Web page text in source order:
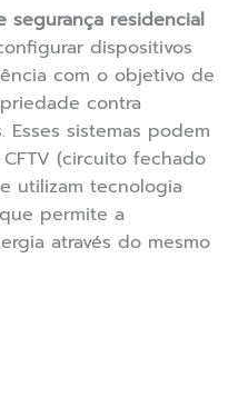
segurança residencial
dispositivos
com o objetivo de
contra
Esses sistemas podem
(circuito fechado
utilizam tecnologia
permite a
através do mesmo